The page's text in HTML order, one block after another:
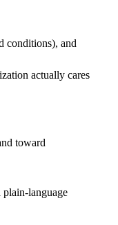
conditions), and
actually cares
toward
language